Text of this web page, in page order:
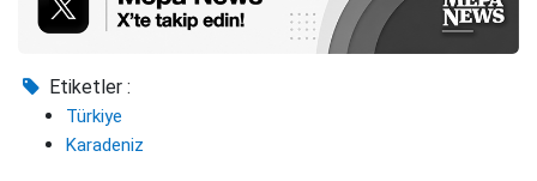
Etiketler :
Türkiye
Karadeniz